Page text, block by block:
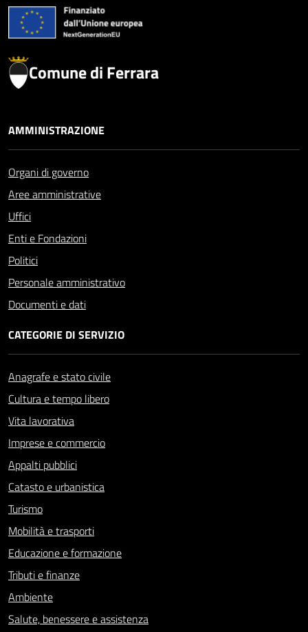
Comune di Ferrara
AMMINISTRAZIONE
Organi di governo
Aree amministrative
Uffici
Enti e Fondazioni
Politici
Personale amministrativo
Documenti e dati
CATEGORIE DI SERVIZIO
Anagrafe e stato civile
Cultura e tempo libero
Vita lavorativa
Imprese e commercio
Appalti pubblici
Catasto e urbanistica
Turismo
Mobilità e trasporti
Educazione e formazione
Tributi e finanze
Ambiente
Salute, benessere e assistenza